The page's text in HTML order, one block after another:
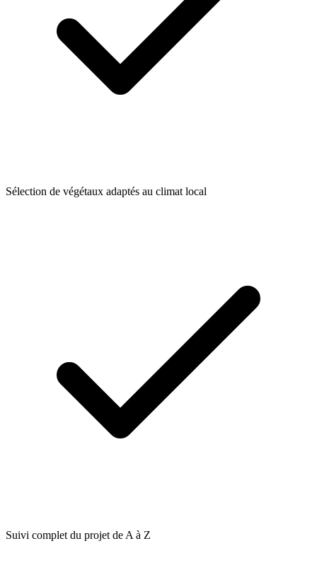
Sélection de végétaux adaptés au climat local
Suivi complet du projet de A à Z